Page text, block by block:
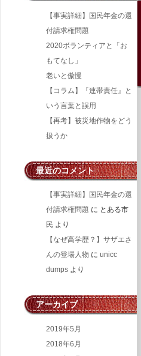
【事実詳細】国民年金の還
付請求権問題
2020ボランティアと「お
もてなし」
老いと傲慢
【コラム】『連帯責任』と
いう言葉と誤用
【再考】被災地作物をどう
扱うか
最近のコメント
【事実詳細】国民年金の還
付請求権問題 に とある市
民 より
【なぜ高学歴？】サザエさ
んの登場人物 に unicc
dumps より
アーカイブ
2019年5月
2018年6月